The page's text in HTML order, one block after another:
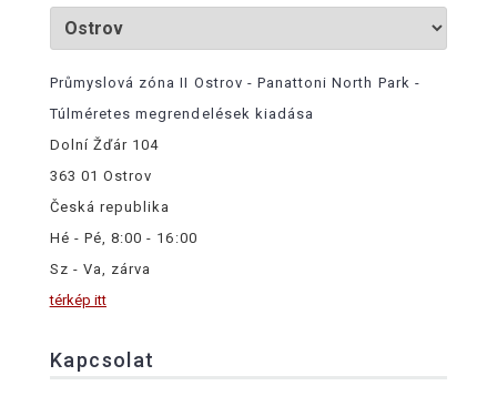
Průmyslová zóna II Ostrov - Panattoni North Park -
Túlméretes megrendelések kiadása
Dolní Žďár 104
363 01 Ostrov
Česká republika
Hé - Pé, 8:00 - 16:00
Sz - Va, zárva
térkép itt
Kapcsolat